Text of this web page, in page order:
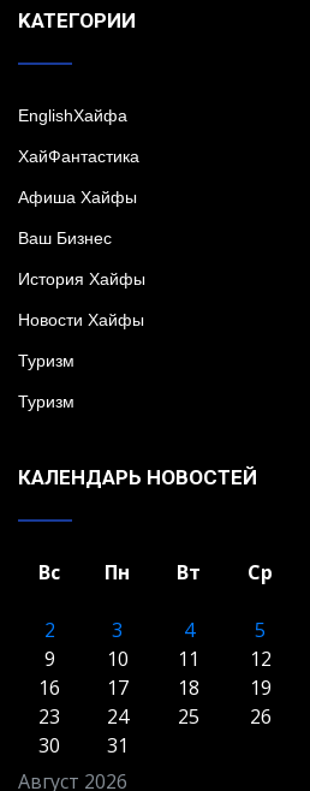
KАТЕГОРИИ
EnglishХайфа
XайФантастика
Афиша Хайфы
Ваш Бизнес
История Хайфы
Новости Хайфы
Туризм
Туризм
КАЛЕНДАРЬ НОВОСТЕЙ
Август 2026
Вс Пн Вт Ср
2
3 4 5
9
10 11 12
16
17 18 19
23
24 25 26
30
31